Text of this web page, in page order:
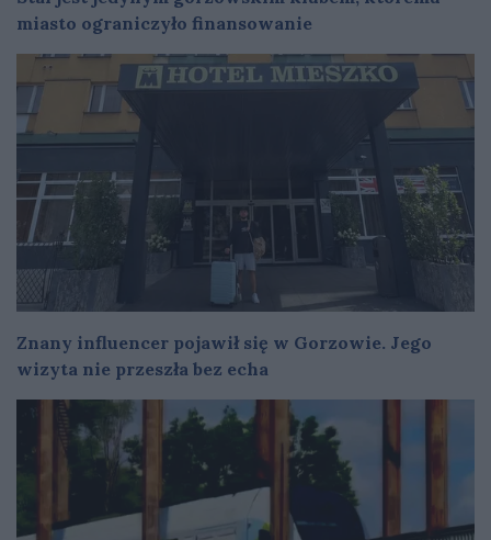
miasto ograniczyło finansowanie
Znany influencer pojawił się w Gorzowie. Jego
wizyta nie przeszła bez echa